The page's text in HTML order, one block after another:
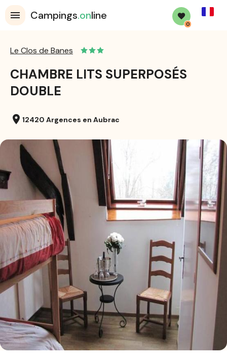
Campings.online
0
Le Clos de Banes
CHAMBRE LITS SUPERPOSÉS
DOUBLE
location_on 12420 Argences en Aubrac